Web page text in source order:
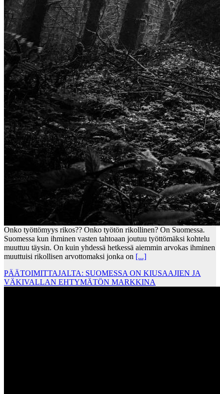
Onko työttömyys rikos?? Onko työtön rikollinen? On Suomessa.
Suomessa kun ihminen vasten tahtoaan joutuu työttömäksi kohtelu
muuttuu täysin. On kuin yhdessä hetkessä aiemmin arvokas ihminen
muuttuisi rikollisen arvottomaksi jonka on [...]
PÄÄTOIMITTAJALTA: SUOMESSA ON KIUSAAJIEN JA
VÄKIVALLAN EHTYMÄTÖN MARKKINA